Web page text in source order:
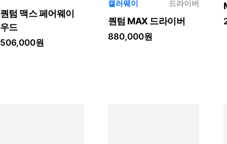
퀀텀 맥스 페어웨이
우드
506,000원
캘러웨이 드라이버
퀀텀 MAX 드라이버
880,000원